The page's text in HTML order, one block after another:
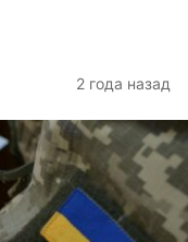
2 года назад